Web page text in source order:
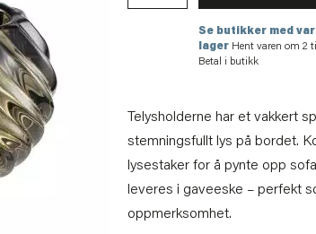
Se butikker med
lagerHent varen om 2
Betal i butikk
Telysholderne har et vakkert
stemningsfullt lys på bordet.
lysestaker for å pynte opp
leveres i gaveeske – perfekt
oppmerksomhet.